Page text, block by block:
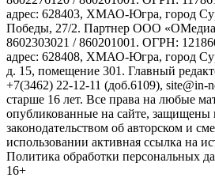
адрес: 628403, ХМАО-Югра, город
Победы, 27/2. Партнер ООО
8602303021 / 860201001. ОГРН:
адрес: 628408, ХМАО-Югра, город
д. 15, помещение 301. Главный
+7(3462) 22-12-11 (доб.6109), site@in-
старше 16 лет. Все права на любые
опубликованные на сайте, защищены
законодательством об авторском и
использовании активная ссылка на
Политика обработки персональных
16+